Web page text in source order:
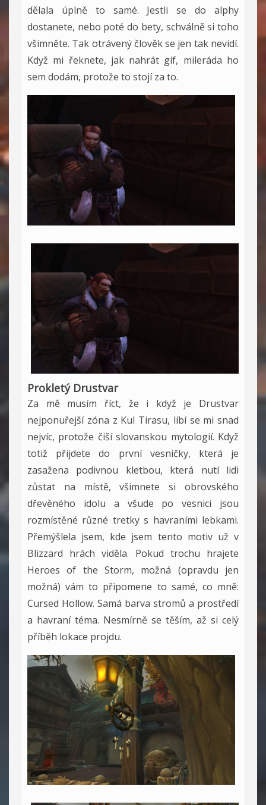
dělala úplně to samé. Jestli se do alphy
dostanete, nebo poté do bety, schválně si toho
všimněte. Tak otrávený člověk se jen tak nevidí.
Když mi řeknete, jak nahrát gif, mileráda ho
sem dodám, protože to stojí za to.
Prokletý Drustvar
Za mě musím říct, že i když je Drustvar
nejponuřejší zóna z Kul Tirasu, líbí se mi snad
nejvíc, protože čiší slovanskou mytologií. Když
totiž přijdete do první vesničky, která je
zasažena podivnou kletbou, která nutí lidi
zůstat na místě, všimnete si obrovského
dřevěného idolu a všude po vesnici jsou
rozmístěné různé tretky s havraními lebkami.
Přemýšlela jsem, kde jsem tento motiv už v
Blizzard hrách viděla. Pokud trochu hrajete
Heroes of the Storm, možná (opravdu jen
možná) vám to připomene to samé, co mně:
Cursed Hollow. Samá barva stromů a prostředí
a havraní téma. Nesmírně se těším, až si celý
příběh lokace projdu.